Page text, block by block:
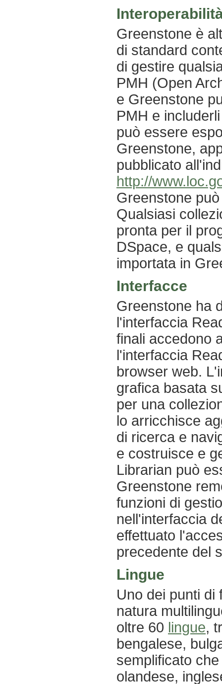
Greenstone è
di standard
di gestire
PMH (Open
e Greenstone
PMH e
può essere
Greenstone,
pubblicato
http://
Greenstone
Qualsiasi
pronta per il
DSpace, e
importata in
Interfacce
Greenstone ha
l'interfaccia
finali accedono
l'interfaccia
browser web.
grafica basata
per una
lo arricchisce
di ricerca e
e costruisce e
Librarian può
Greenstone
funzioni di
nell'interfaccia
effettuato
precedente del
Lingue
Uno dei punti di
natura
oltre 60 lingue,
bengalese,
semplificato
olandese,